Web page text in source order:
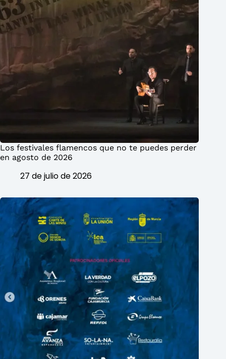
Los festivales flamencos que no te puedes perder
en agosto de 2026
27 de julio de 2026